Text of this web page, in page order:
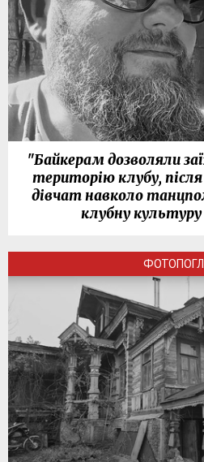
"Байкерам дозволяли
територію клубу,
дівчат навколо
клубну